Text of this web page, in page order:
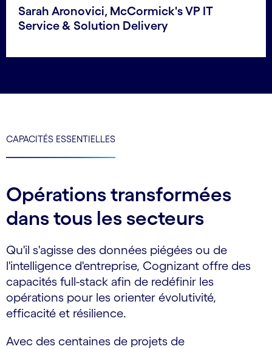
Sarah Aronovici, McCormick's VP IT
Service & Solution Delivery
CAPACITÉS ESSENTIELLES
Opérations transformées
dans tous les secteurs
Qu'il s'agisse des données piégées ou de
l'intelligence d'entreprise, Cognizant offre des
capacités full-stack afin de redéfinir les
opérations pour les orienter évolutivité,
efficacité et résilience.
Avec des centaines de projets de